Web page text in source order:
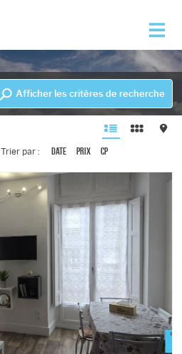
Afficher les critères de recherche
Trier par : Date Prix CP